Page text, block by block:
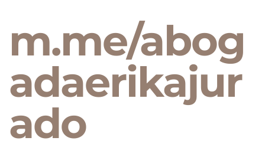
m.me/abog
adaerikajur
ado